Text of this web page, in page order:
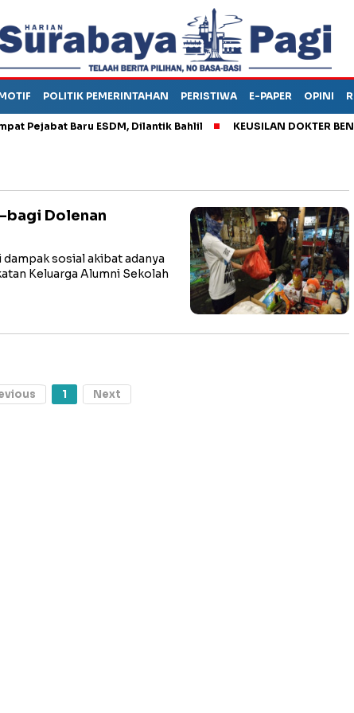
POLITIK PEMERINTAHAN PERISTIWA E-PAPER OPINI
Baru ESDM, Dilantik Bahlil KEUSILAN DOKTER BENI,
bagi Dolenan
dampak sosial akibat adanya
Keluarga Alumni Sekolah
1 Next